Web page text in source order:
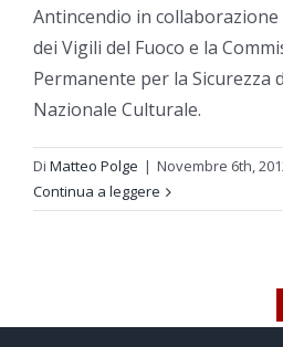
Antincendio in
dei Vigili del Fuoco e la
Permanente per la Sicurezza
Nazionale Culturale.
Di Matteo Polge | Novembre 6th,
Continua a leggere